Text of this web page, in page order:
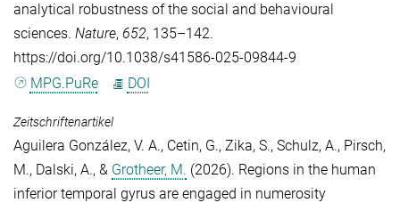
analytical robustness of the social and behavioural
sciences. Nature, 652, 135–142.
https://doi.org/10.1038/s41586-025-09844-9
MPG.PuRe
DOI
Zeitschriftenartikel
Aguilera González, V. A., Cetin, G., Zika, S., Schulz, A., Pirsch,
M., Dalski, A., & Grotheer, M. (2026). Regions in the human
inferior temporal gyrus are engaged in numerosity